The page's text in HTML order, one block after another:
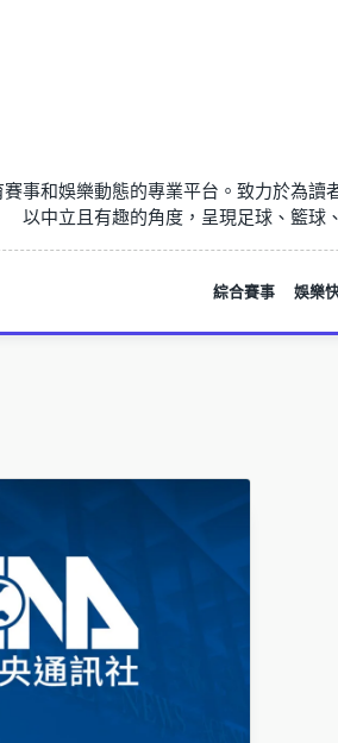
事和娛樂動態的專業平台。致力於為
以中立且有趣的角度，呈現足球、籃球
綜合賽事 娛樂